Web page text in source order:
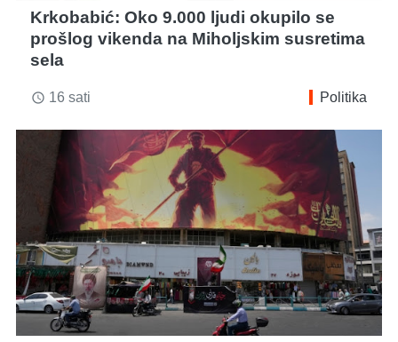
Krkobabić: Oko 9.000 ljudi okupilo se
prošlog vikenda na Miholjskim susretima
sela
access_time 16 sati Politika